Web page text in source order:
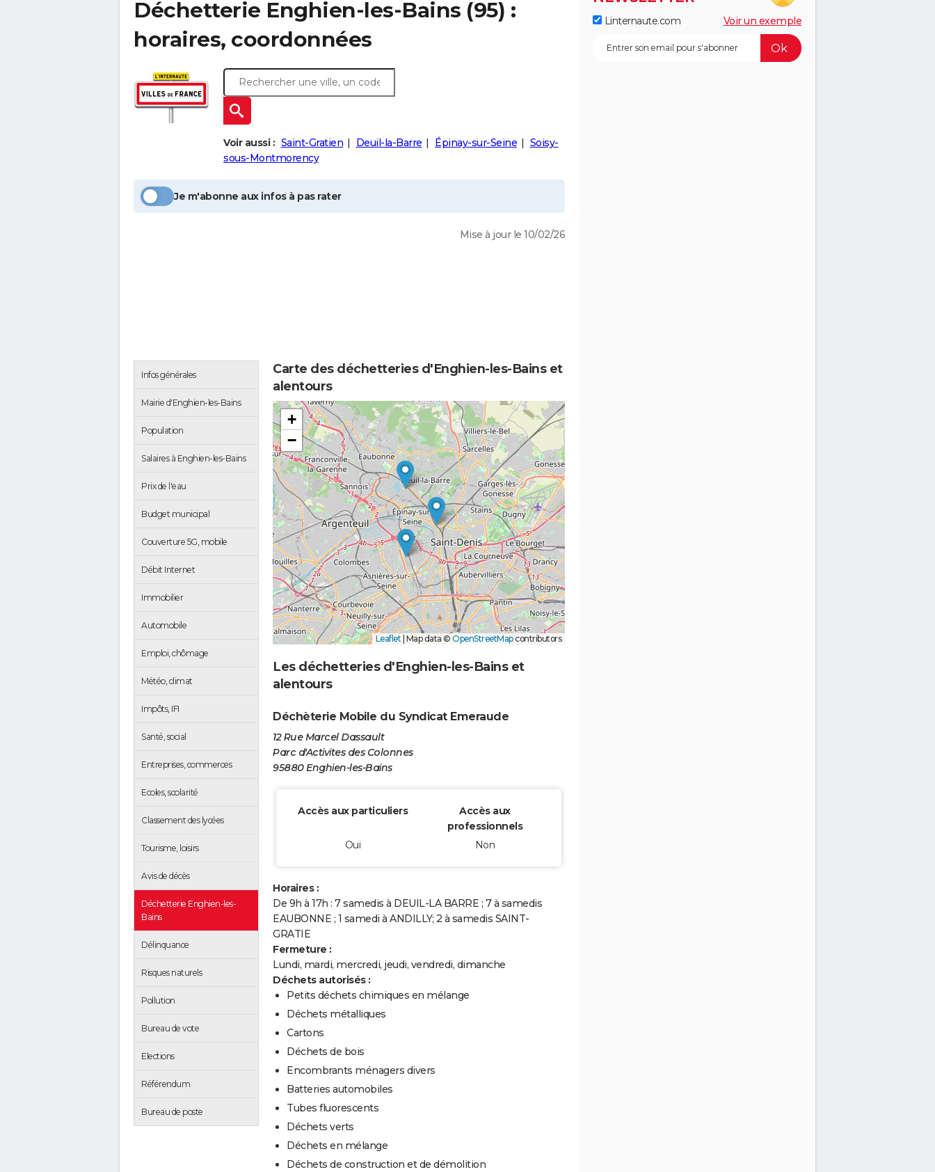
Déchetterie Enghien-les-Bains (95) :
horaires, coordonnées
Voir aussi : Saint-Gratien Deuil-la-Barre Épinay-sur-Seine
Soisy-
sous-Montmorency
Je m'abonne aux infos à pas rater
Mise à jour le 10/02/26
Infos générales
Mairie d'Enghien-les-Bains
Population
Salaires à Enghien-les-Bains
Prix de l'eau
Budget municipal
Couverture 5G, mobile
Débit Internet
Immobilier
Automobile
Emploi, chômage
Météo, climat
Impôts, IFI
Santé, social
Entreprises, commerces
Ecoles, scolarité
Classement des lycées
Tourisme, loisirs
Avis de décès
Déchetterie Enghien-les-
Bains
Délinquance
Risques naturels
Pollution
Bureau de vote
Elections
Référendum
Bureau de poste
Carte des déchetteries d'Enghien-les-Bains et
alentours
+
−
Leaflet Map data © OpenStreetMapcontributors
Les déchetteries d'Enghien-les-Bains et
alentours
Déchèterie Mobile du Syndicat Emeraude
12 Rue Marcel Dassault
Parc d'Activites des Colonnes
95880 Enghien-les-Bains
Accès aux particuliers
Accès aux
professionnels
Oui
Non
Horaires :
De 9h à 17h : 7 samedis à DEUIL-LA BARRE ; 7 à samedis
EAUBONNE ; 1 samedi à ANDILLY; 2 à samedis SAINT-
GRATIE
Fermeture :
Lundi, mardi, mercredi, jeudi, vendredi, dimanche
Déchets autorisés :
Petits déchets chimiques en mélange
Déchets métalliques
Cartons
Déchets de bois
Encombrants ménagers divers
Batteries automobiles
Tubes fluorescents
Déchets verts
Déchets en mélange
Déchets de construction et de démolition
Linternaute.com Voir un exemple